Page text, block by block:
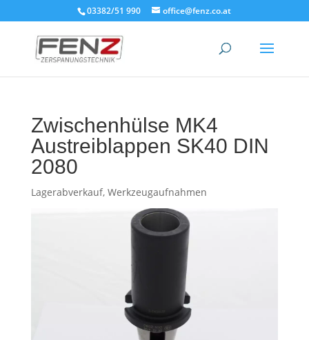
03382/51 990 office@fenz.co.at
Zwischenhülse MK4
Austreiblappen SK40 DIN
2080
Lagerabverkauf, Werkzeugaufnahmen